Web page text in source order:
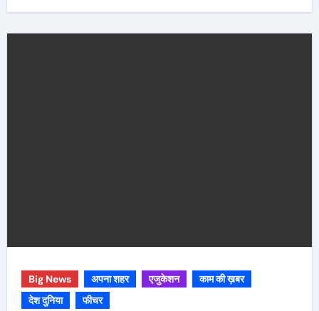
Big News अपना शहर एजुकेशन
काम की ख़बर
देश दुनिया
फीचर